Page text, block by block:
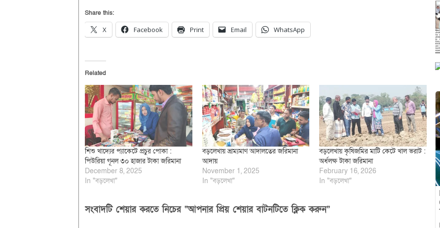
Share this:
X Facebook Print Email WhatsApp
Related
শিশু খাদ্যের প্যাকেটে প্রচুর পোকা :
পিউরিয়া গূনল ৩০ হাজার টাকা জরিমানা
December 8, 2025
In "বড়লেখা"
বড়লেখায় ভ্রাম্যমাণ আদালতের জরিমানা
আদায়
November 1, 2025
In "বড়লেখা"
বড়লেখায় কৃষিজমির মাটি কেটে খাল ভরাট :
অর্ধলক্ষ টাকা জরিমানা
February 16, 2026
In "বড়লেখা"
সংবাদটি শেয়ার করতে নিচের “আপনার প্রিয় শেয়ার বাটনটিতে ক্লিক করুন”